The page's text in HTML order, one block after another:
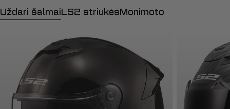
Uždari šalmaiLS2 striukėsMonimoto